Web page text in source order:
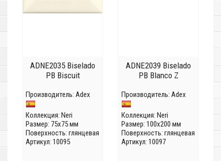
ADNE2035 Biselado
PB Biscuit
Производитель: Adex
Коллекция: Neri
Размер: 75x75 мм
Поверхность: глянцевая
Артикул: 10095
ADNE2039 Biselado
PB Blanco Z
Производитель: Adex
Коллекция: Neri
Размер: 100x200 мм
Поверхность: глянцевая
Артикул: 10097